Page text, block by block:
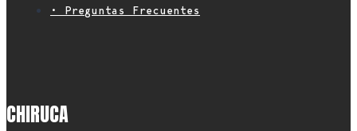
• Preguntas Frecuentes
CHIRUCA